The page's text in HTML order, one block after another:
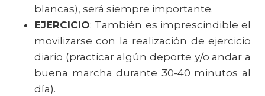
blancas), será siempre importante.
EJERCICIO: También es imprescindible el
movilizarse con la realización de ejercicio
diario (practicar algún deporte y/o andar a
buena marcha durante 30-40 minutos al
día).